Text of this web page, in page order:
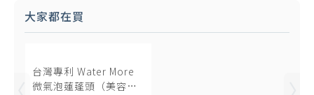
大家都在買
台灣專利 Water More
微氣泡蓮蓬頭（美容級